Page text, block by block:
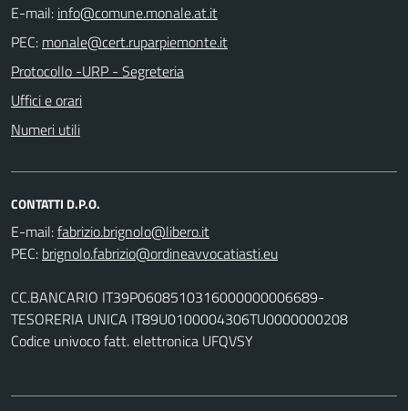
E-mail:
PEC:
Protocollo -URP - Segreteria
Uffici e orari
Numeri utili
CONTATTI D.P.O.
E-mail:
PEC:
CC.BANCARIO IT39P0608510316000000006689-
TESORERIA UNICA IT89U0100004306TU0000000208
Codice univoco fatt. elettronica UFQVSY